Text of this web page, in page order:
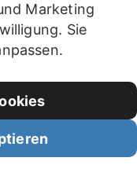
Marketing
Sie